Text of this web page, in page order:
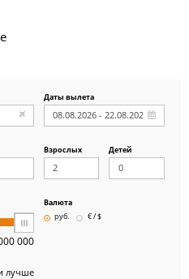
Даты вылета
Взрослых Детей
000
Валюта
руб.
€ / $
лучше